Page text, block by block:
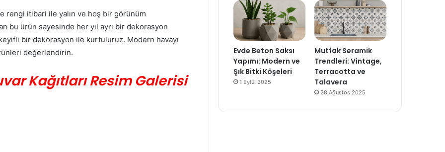
rengi itibari ile yalın ve hoş bir görünüm
bu ürün sayesinde her yıl ayrı bir dekorasyon
bir dekorasyon ile kurtuluruz. Modern havayı
değerlendirin.
Kağıtları Resim Galerisi
Evde Beton Saksı
Yapımı: Modern ve
Şık Bitki Köşeleri
1 Eylül 2025
Mutfak Seramik
Trendleri: Vintage,
Terracotta ve
Talavera
28 Ağustos 2025